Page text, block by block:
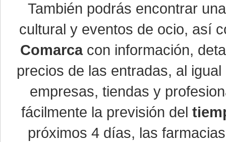
También podrás encontrar
cultural y eventos de ocio, así
Comarcacon información,
precios de las entradas, al
empresas, tiendas y
fácilmente la previsión del
próximos 4 días, las